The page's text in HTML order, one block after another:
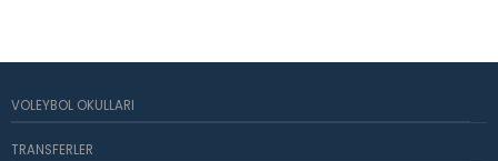
VOLEYBOL OKULLARI
TRANSFERLER